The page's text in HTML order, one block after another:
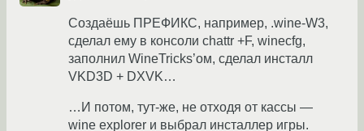
Создаёшь ПРЕФИКС, например, .wine-W3,
сделал ему в консоли chattr +F, winecfg,
заполнил WineTricks’ом, сделал инсталл
VKD3D + DXVK…
…И потом, тут-же, не отходя от кассы —
wine explorer и выбрал инсталлер игры.